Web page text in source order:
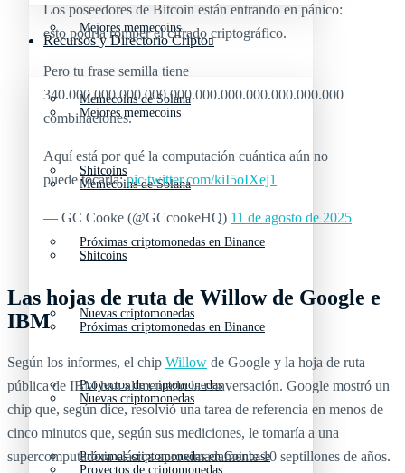
Mejores memecoins
Memecoins de Solana
Shitcoins
Próximas criptomonedas en Binance
Nuevas criptomonedas
Proyectos de criptomonedas
Próximas criptomonedas en Coinbase
Recursos y Directorio Cripto
Mejores memecoins
Memecoins de Solana
Shitcoins
Próximas criptomonedas en Binance
Nuevas criptomonedas
Proyectos de criptomonedas
Los poseedores de Bitcoin están entrando en pánico:
esto podría romper el cifrado criptográfico.
Pero tu frase semilla tiene
340.000.000.000.000.000.000.000.000.000.000.000
combinaciones.
Aquí está por qué la computación cuántica aún no
puede tocarla:pic.twitter.com/kiI5oIXej1
— GC Cooke (@GCcookeHQ) 11 de agosto de 2025
Las hojas de ruta de Willow de Google e
IBM
Según los informes, el chip Willow de Google y la hoja de ruta
pública de IBM han alimentado la conversación. Google mostró un
chip que, según dice, resolvió una tarea de referencia en menos de
cinco minutos que, según sus mediciones, le tomaría a una
supercomputadora clásica aproximadamente 10 septillones de años.